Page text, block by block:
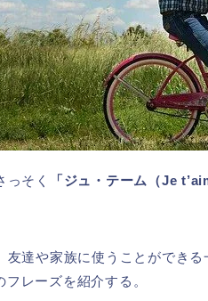
っそく 「ジュ・テーム（Je
友達や家族に使うことができる
フレーズを紹介する。